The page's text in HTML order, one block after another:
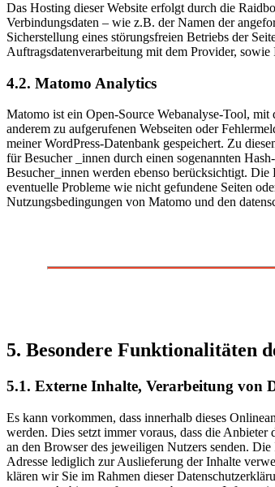
Das Hosting dieser Website erfolgt durch die
Verbindungsdaten – wie z.B. der Namen der
Sicherstellung eines störungsfreien Betriebs der
Auftragsdatenverarbeitung mit dem Provider,
4.2. Matomo Analytics
Matomo ist ein Open-Source Webanalyse-Tool,
anderem zu aufgerufenen Webseiten oder
meiner WordPress-Datenbank gespeichert. Zu
für Besucher _innen durch einen sogenannten
Besucher_innen werden ebenso berücksichtigt.
eventuelle Probleme wie nicht gefundene Seiten
Nutzungsbedingungen von Matomo und den
5. Besondere Funktionalitäten
5.1. Externe Inhalte, Verarbeitung von
Es kann vorkommen, dass innerhalb dieses
werden. Dies setzt immer voraus, dass die
an den Browser des jeweiligen Nutzers senden.
Adresse lediglich zur Auslieferung der Inhalte
klären wir Sie im Rahmen dieser